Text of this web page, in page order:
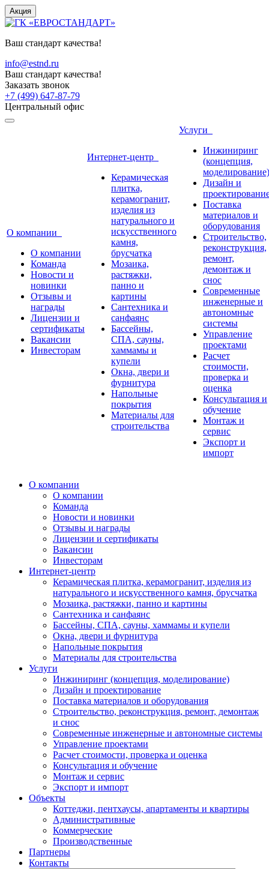
Акция
Ваш стандарт качества!
info@estnd.ru
Ваш стандарт качества!
Заказать звонок
+7 (499) 647-87-79
Центральный офис
О компании
О компании
Команда
Новости и
новинки
Отзывы и
награды
Лицензии и
сертификаты
Вакансии
Инвесторам
Интернет-центр
Керамическая
плитка,
керамогранит,
изделия из
натурального и
искусственного
камня,
брусчатка
Мозаика,
растяжки,
панно и
картины
Сантехника и
санфаянс
Бассейны,
СПА, сауны,
хаммамы и
купели
Окна, двери и
фурнитура
Напольные
покрытия
Материалы для
строительства
Услуги
Инжиниринг
(концепция,
моделирование)
Дизайн и
Поставка
материалов и
оборудования
Строительство,
реконструкция,
ремонт,
демонтаж и
снос
Современные
инженерные и
автономные
системы
Управление
проектами
Расчет
стоимости,
проверка и
оценка
Консультация и
обучение
Монтаж и
сервис
Экспорт и
импорт
О компании
О компании
Команда
Новости и новинки
Отзывы и награды
Лицензии и сертификаты
Вакансии
Инвесторам
Интернет-центр
Керамическая плитка, керамогранит, изделия из
натурального и искусственного камня, брусчатка
Мозаика, растяжки, панно и картины
Сантехника и санфаянс
Бассейны, СПА, сауны, хаммамы и купели
Окна, двери и фурнитура
Напольные покрытия
Материалы для строительства
Услуги
Инжиниринг (концепция, моделирование)
Дизайн и проектирование
Поставка материалов и оборудования
Строительство, реконструкция, ремонт, демонтаж
и снос
Современные инженерные и автономные системы
Управление проектами
Расчет стоимости, проверка и оценка
Консультация и обучение
Монтаж и сервис
Экспорт и импорт
Объекты
Коттеджи, пентхаусы, апартаменты и квартиры
Административные
Коммерческие
Производственные
Партнеры
Контакты